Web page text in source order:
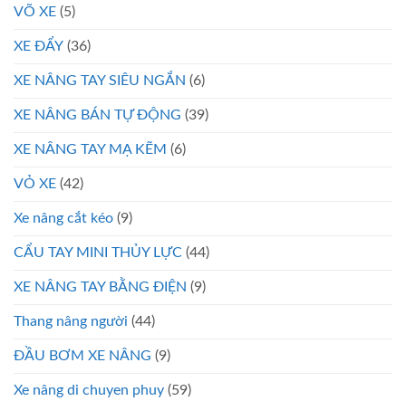
VÕ XE (5)
XE ĐẨY (36)
XE NÂNG TAY SIÊU NGẮN (6)
XE NÂNG BÁN TỰ ĐỘNG (39)
XE NÂNG TAY MẠ KẼM (6)
VỎ XE (42)
Xe nâng cắt kéo (9)
CẨU TAY MINI THỦY LỰC (44)
XE NÂNG TAY BẰNG ĐIỆN (9)
Thang nâng người (44)
ĐẦU BƠM XE NÂNG (9)
Xe nâng di chuyen phuy (59)